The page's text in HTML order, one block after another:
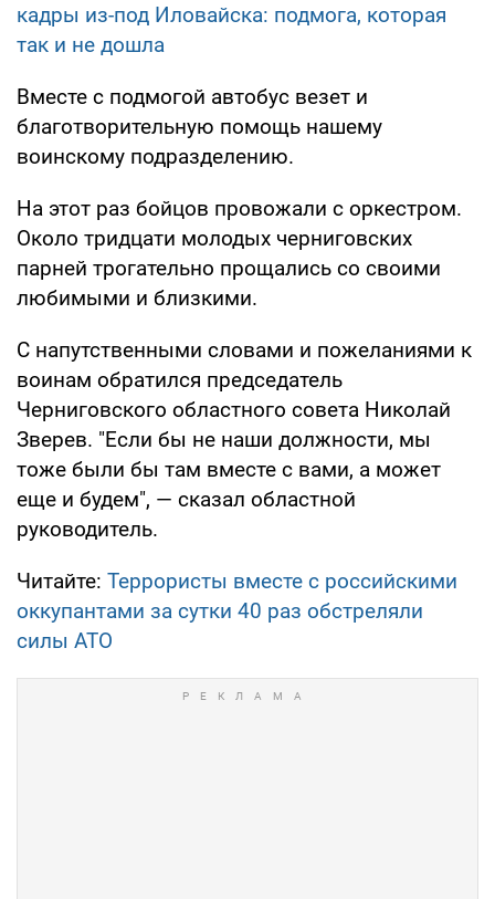
кадры из-под Иловайска: подмога, которая
так и не дошла
Вместе с подмогой автобус везет и
благотворительную помощь нашему
воинскому подразделению.
На этот раз бойцов провожали с оркестром.
Около тридцати молодых черниговских
парней трогательно прощались со своими
любимыми и близкими.
С напутственными словами и пожеланиями к
воинам обратился председатель
Черниговского областного совета Николай
Зверев. "Если бы не наши должности, мы
тоже были бы там вместе с вами, а может
еще и будем", — сказал областной
руководитель.
Читайте: Террористы вместе с российскими
оккупантами за сутки 40 раз обстреляли
силы АТО